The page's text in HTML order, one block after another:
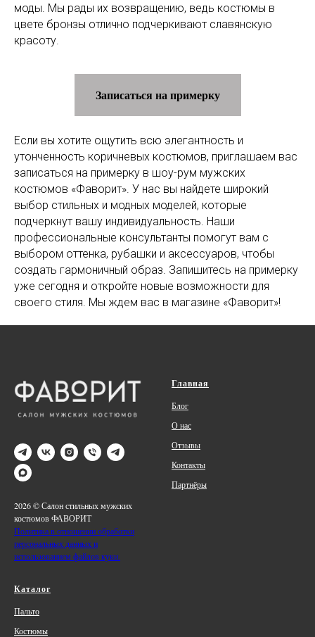
моды. Мы рады их возвращению, ведь костюмы в
цвете бронзы отлично подчеркивают славянскую
красоту.
Записаться на примерку
Если вы хотите ощутить всю элегантность и
утонченность коричневых костюмов, приглашаем вас
записаться на примерку в шоу-рум мужских
костюмов «Фаворит». У нас вы найдете широкий
выбор стильных и модных моделей, которые
подчеркнут вашу индивидуальность. Наши
профессиональные консультанты помогут вам с
выбором оттенка, рубашки и аксессуаров, чтобы
создать гармоничный образ. Запишитесь на примерку
уже сегодня и откройте новые возможности для
своего стиля. Мы ждем вас в магазине «Фаворит»!
2026 © Салон стильных мужских
костюмов ФАВОРИТ
Политика в отношении обработки
персональных данных и
использованием файлов куки.
Главная
Блог
О нас
Отзывы
Контакты
Партнёры
Каталог
Пальто
Костюмы